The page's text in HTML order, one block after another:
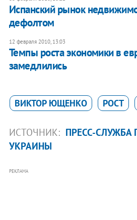
Испанский рынок
дефолтом
12 февраля 2010, 13:03
Темпы роста экономики в
замедлились
ВИКТОР ЮЩЕНКО РОСТ
ИСТОЧНИК: ПРЕСС-СЛУЖБА
УКРАИНЫ
РЕКЛАМА